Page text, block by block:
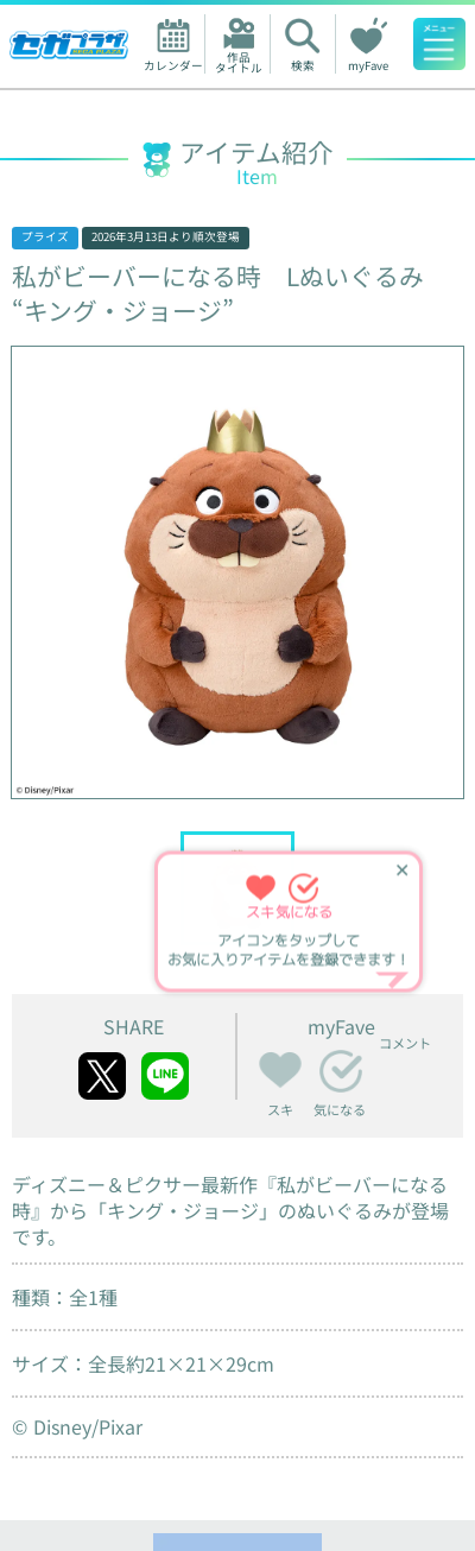
カレンダー 作品
タイトル 検索 myFave
人気ワード
アイテム紹介
Item
プライズ 2026年3月13日 より順次登場
私がビーバーになる時
Lぬいぐるみ
“キング・ジョージ”
✕
スキ気になる
アイコンをタップして
お気に入りアイテムを登録できます！
SHARE myFave
スキ 気になる
コメント
ディズニー＆ピクサー最新作『私がビーバーになる
時』から「キング・ジョージ」のぬいぐるみが登場
です。
種類：全1種
サイズ：全長約21×21×29cm
© Disney/Pixar